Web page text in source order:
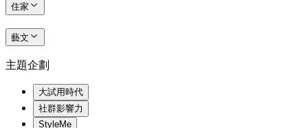
住家
藝文
主題企劃
大試用時代
社群影響力
StyleMe